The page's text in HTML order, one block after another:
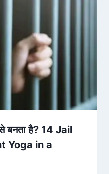
बनता है? 14 Jail
Yoga in a